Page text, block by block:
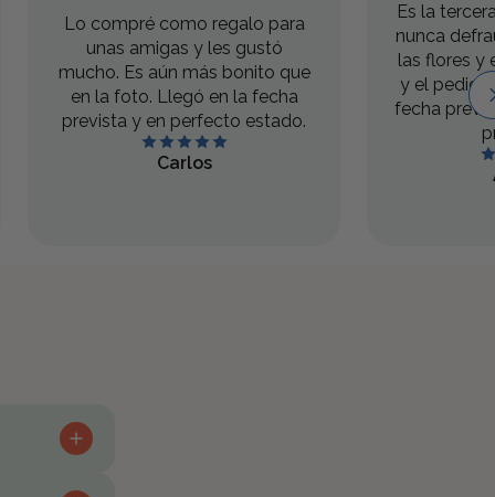
Lo compré como regalo para
unas amigas y les gustó
mucho. Es aún más bonito que
en la foto. Llegó en la fecha
prevista y en perfecto estado.
Carlos
Es la
nunca
las flores y
y el pedido
fecha